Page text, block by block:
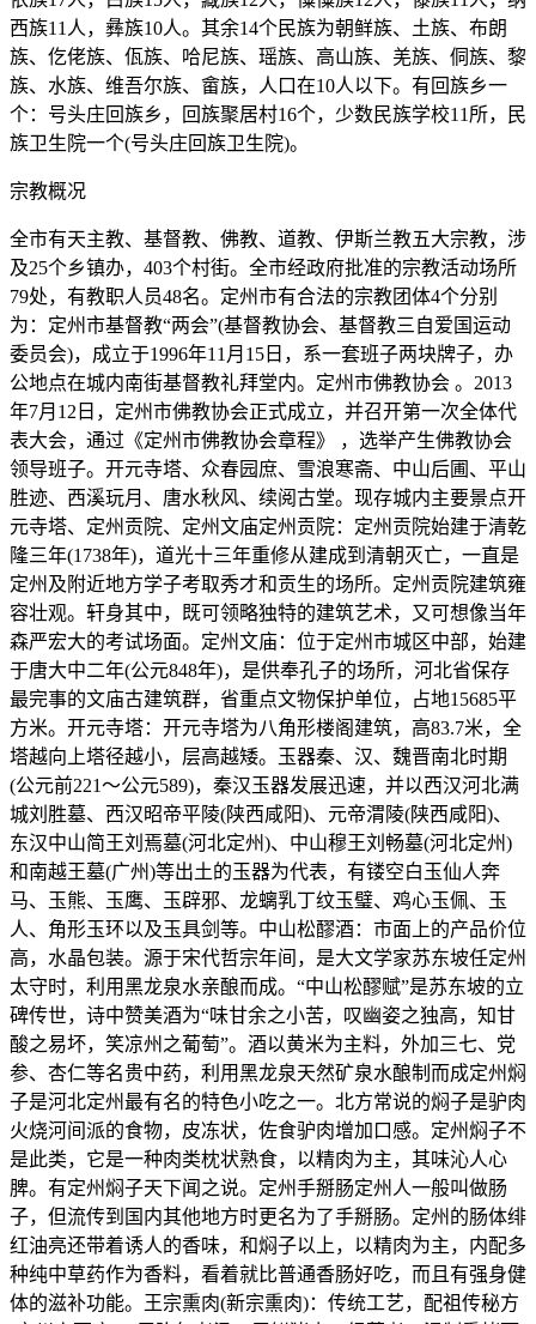
西族11人，彝族10人。其余14个民族为朝鲜族、土族、布朗
族、仡佬族、佤族、哈尼族、瑶族、高山族、羌族、侗族、黎
族、水族、维吾尔族、畲族，人口在10人以下。有回族乡一
个：号头庄回族乡，回族聚居村16个，少数民族学校11所，民
族卫生院一个(号头庄回族卫生院)。
宗教概况
全市有天主教、基督教、佛教、道教、伊斯兰教五大宗教，涉
及25个乡镇办，403个村街。全市经政府批准的宗教活动场所
79处，有教职人员48名。定州市有合法的宗教团体4个分别
为：定州市基督教“两会”(基督教协会、基督教三自爱国运动
委员会)，成立于1996年11月15日，系一套班子两块牌子，办
公地点在城内南街基督教礼拜堂内。定州市佛教协会 。2013
年7月12日，定州市佛教协会正式成立，并召开第一次全体代
表大会，通过《定州市佛教协会章程》 ，选举产生佛教协会
领导班子。开元寺塔、众春园庶、雪浪寒斋、中山后圃、平山
胜迹、西溪玩月、唐水秋风、续阅古堂。现存城内主要景点开
元寺塔、定州贡院、定州文庙定州贡院：定州贡院始建于清乾
隆三年(1738年)，道光十三年重修从建成到清朝灭亡，一直是
定州及附近地方学子考取秀才和贡生的场所。定州贡院建筑雍
容壮观。轩身其中，既可领略独特的建筑艺术，又可想像当年
森严宏大的考试场面。定州文庙：位于定州市城区中部，始建
于唐大中二年(公元848年)，是供奉孔子的场所，河北省保存
最完事的文庙古建筑群，省重点文物保护单位，占地15685平
方米。开元寺塔：开元寺塔为八角形楼阁建筑，高83.7米，全
塔越向上塔径越小，层高越矮。玉器秦、汉、魏晋南北时期
(公元前221～公元589)，秦汉玉器发展迅速，并以西汉河北满
城刘胜墓、西汉昭帝平陵(陕西咸阳)、元帝渭陵(陕西咸阳)、
东汉中山简王刘焉墓(河北定州)、中山穆王刘畅墓(河北定州)
和南越王墓(广州)等出土的玉器为代表，有镂空白玉仙人奔
马、玉熊、玉鹰、玉辟邪、龙螭乳丁纹玉璧、鸡心玉佩、玉
人、角形玉环以及玉具剑等。中山松醪酒：市面上的产品价位
高，水晶包装。源于宋代哲宗年间，是大文学家苏东坡任定州
太守时，利用黑龙泉水亲酿而成。“中山松醪赋”是苏东坡的立
碑传世，诗中赞美酒为“味甘余之小苦，叹幽姿之独高，知甘
酸之易坏，笑凉州之葡萄”。酒以黄米为主料，外加三七、党
参、杏仁等名贵中药，利用黑龙泉天然矿泉水酿制而成定州焖
子是河北定州最有名的特色小吃之一。北方常说的焖子是驴肉
火烧河间派的食物，皮冻状，佐食驴肉增加口感。定州焖子不
是此类，它是一种肉类枕状熟食，以精肉为主，其味沁人心
脾。有定州焖子天下闻之说。定州手掰肠定州人一般叫做肠
子，但流传到国内其他地方时更名为了手掰肠。定州的肠体绯
红油亮还带着诱人的香味，和焖子以上，以精肉为主，内配多
种纯中草药作为香料，看着就比普通香肠好吃，而且有强身健
体的滋补功能。王宗熏肉(新宗熏肉)：传统工艺，配祖传秘方